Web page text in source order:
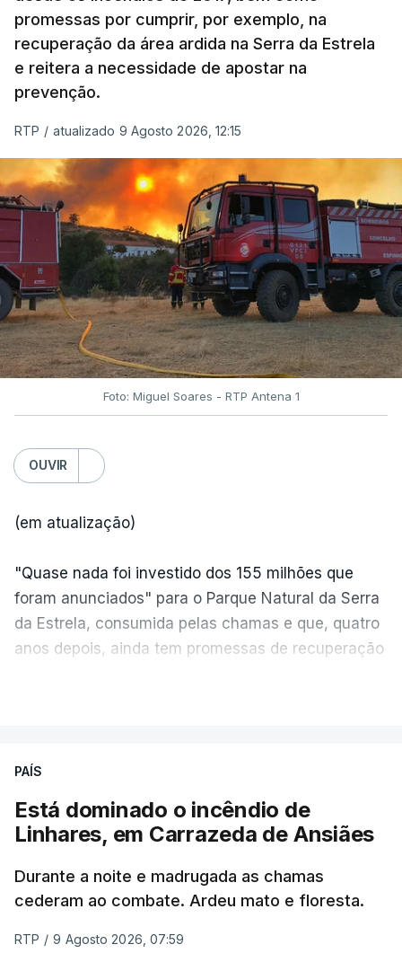
promessas por cumprir, por exemplo, na
recuperação da área ardida na Serra da Estrela
e reitera a necessidade de apostar na
prevenção.
RTP / atualizado 9 Agosto 2026, 12:15
Foto: Miguel Soares - RTP Antena 1
OUVIR
(em atualização)
"Quase nada foi investido dos 155 milhões que
foram anunciados" para o Parque Natural da Serra
da Estrela, consumida pelas chamas e que, quatro
anos depois, ainda tem promessas de recuperação
ESTE CONTEÚDO ESTÁ NESTE
PAÍS
Está dominado o incêndio de
Linhares, em Carrazeda de Ansiães
Durante a noite e madrugada as chamas
cederam ao combate. Ardeu mato e floresta.
RTP / 9 Agosto 2026, 07:59